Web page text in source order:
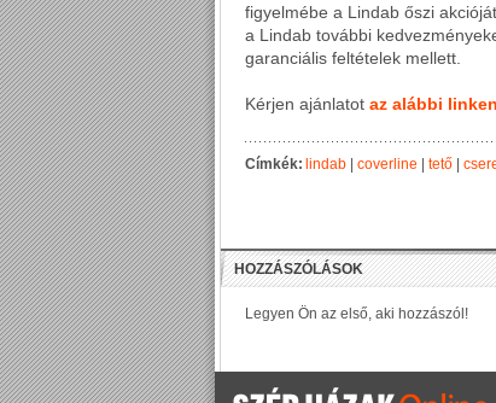
figyelmébe a Lindab őszi
a Lindab további
garanciális feltételek mellett.
Kérjen ajánlatot az alábbi linken
Címkék: lindab coverline tető